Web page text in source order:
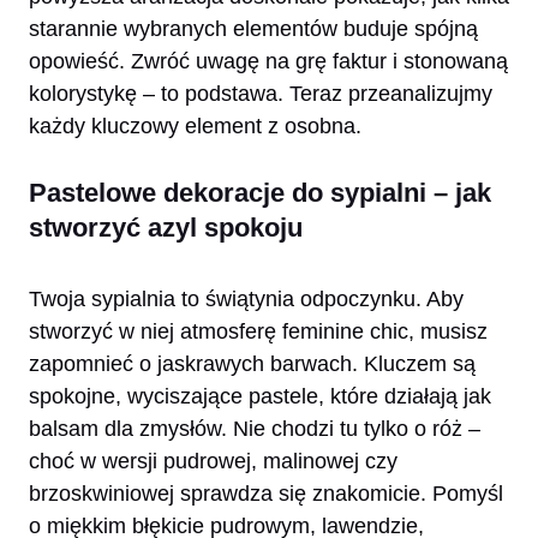
starannie wybranych elementów buduje spójną
opowieść. Zwróć uwagę na grę faktur i stonowaną
kolorystykę – to podstawa. Teraz przeanalizujmy
każdy kluczowy element z osobna.
Pastelowe dekoracje do sypialni – jak
stworzyć azyl spokoju
Twoja sypialnia to świątynia odpoczynku. Aby
stworzyć w niej atmosferę feminine chic, musisz
zapomnieć o jaskrawych barwach. Kluczem są
spokojne, wyciszające pastele, które działają jak
balsam dla zmysłów. Nie chodzi tu tylko o róż –
choć w wersji pudrowej, malinowej czy
brzoskwiniowej sprawdza się znakomicie. Pomyśl
o miękkim błękicie pudrowym, lawendzie,